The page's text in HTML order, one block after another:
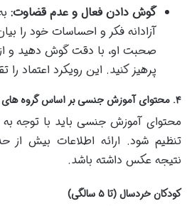
گوش دادن فعال و عدم قضاوت:
آزادانه فکر و احساسات خود را
صحبت او، با دقت گوش دهید و
پرهیز کنید. این رویکرد اعتماد
۴. محتوای آموزش جنسی بر اساس گروه های سنی
محتوای آموزش جنسی باید با توجه
تنظیم شود. ارائه اطلاعات بیش از
نتیجه عکس داشته باشد.
کودکان خردسال (تا ۵ سالگی)